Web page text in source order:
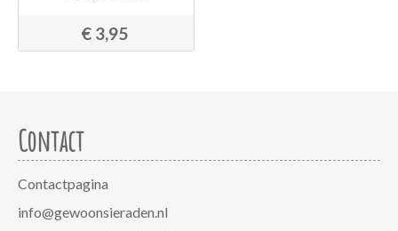
€ 3,95
Contact
Contactpagina
info@gewoonsieraden.nl